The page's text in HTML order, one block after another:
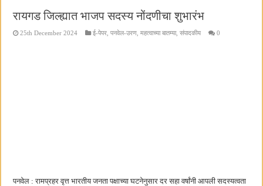
रायगड जिल्ह्यात भाजप सदस्य नोंदणीचा शुभारंभ
25th December 2024 ई-पेपर ,पनवेल-उरण ,महत्वाच्या बातम्या,संपादकीय 0
पनवेल : रामप्रहर वृत्त भारतीय जनता पक्षाच्या घटनेनुसार दर सहा वर्षांनी आपली सदस्यत्वता